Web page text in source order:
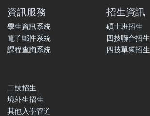
資訊服務
學生資訊系統
電子郵件系統
課程查詢系統
招生資訊
碩士班招生
四技聯合招生
四技單獨招生
二技招生
境外生招生
其他入學管道